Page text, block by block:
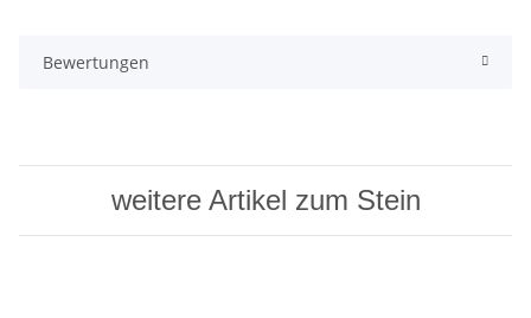
Bewertungen
weitere Artikel zum Stein